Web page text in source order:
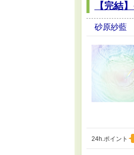
【完結
砂原紗藍
24h.ポイント